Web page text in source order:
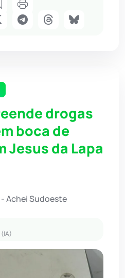
drogas
boca de
Jesus da Lapa
Achei Sudoeste